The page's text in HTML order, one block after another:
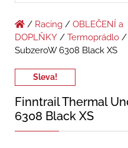
/ Racing / OBLEČENÍ a
DOPLŇKY / Termoprádlo /
SubzeroW 6308 Black XS
Sleva!
Finntrail Thermal
6308 Black XS